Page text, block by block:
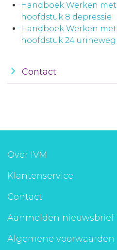
Handboek Werken
hoofdstuk 8 depressie
Handboek Werken
hoofdstuk 24
Contact
Over IVM
Klantenservice
Contact
Aanmelden nieuwsbrief
Algemene voorwaarden